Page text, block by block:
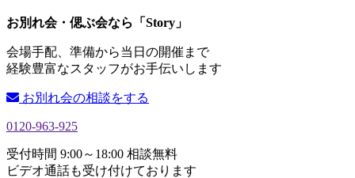
お別れ会・偲ぶ会なら「Story」
会場手配、準備から当日の開催まで
経験豊富なスタッフがお手伝いします
お別れ会の相談をする
0120-963-925
受付時間 9:00～18:00 相談無料
ビデオ通話も受け付けております